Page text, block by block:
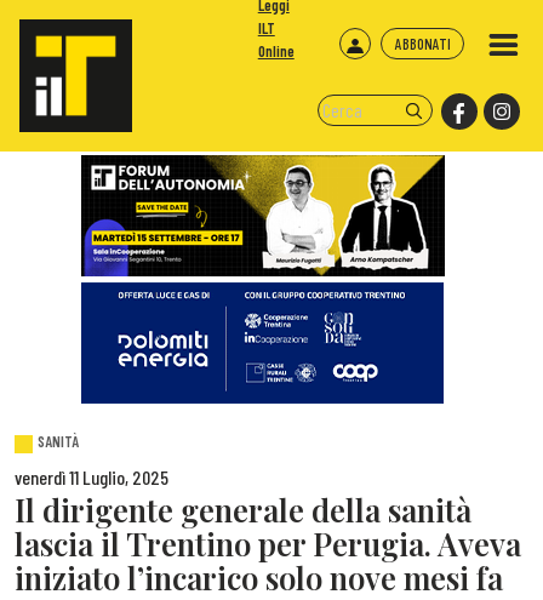
ABBONATI
Leggi
ILT
Online
SANITÀ
venerdì 11 Luglio, 2025
Il dirigente generale della sanità
lascia il Trentino per Perugia. Aveva
iniziato l’incarico solo nove mesi fa